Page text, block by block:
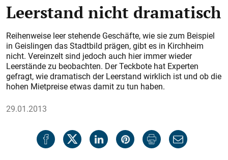
Leerstand nicht dramatisch
Reihenweise leer stehende Geschäfte, wie sie zum Beispiel
in Geislingen das Stadtbild prägen, gibt es in Kirchheim
nicht. Vereinzelt sind jedoch auch hier immer wieder
Leerstände zu beobachten. Der Teckbote hat Experten
gefragt, wie dramatisch der Leerstand wirklich ist und ob die
hohen Mietpreise etwas damit zu tun haben.
29.01.2013